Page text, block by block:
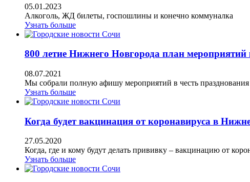
05.01.2023
Алкоголь, ЖД билеты, госпошлины и конечно коммуналка
Узнать больше
800 летие Нижнего Новгорода план мероприятий
08.07.2021
Мы собрали полную афишу мероприятий в честь
Узнать больше
Когда будет вакцинация от коронавируса в
27.05.2020
Когда, где и кому будут делать прививку – вакцинацию от
Узнать больше